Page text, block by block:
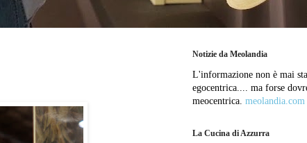
Notizie da Meolandia
L'informazione non è mai
egocentrica.... ma forse
meocentrica. meolandia.com
La Cucina di Azzurra